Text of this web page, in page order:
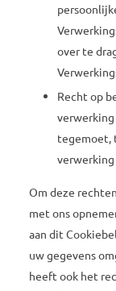
over te
Recht op
verwerking
tegemoet,
Om deze
met ons
aan dit
uw gegevens
heeft ook het